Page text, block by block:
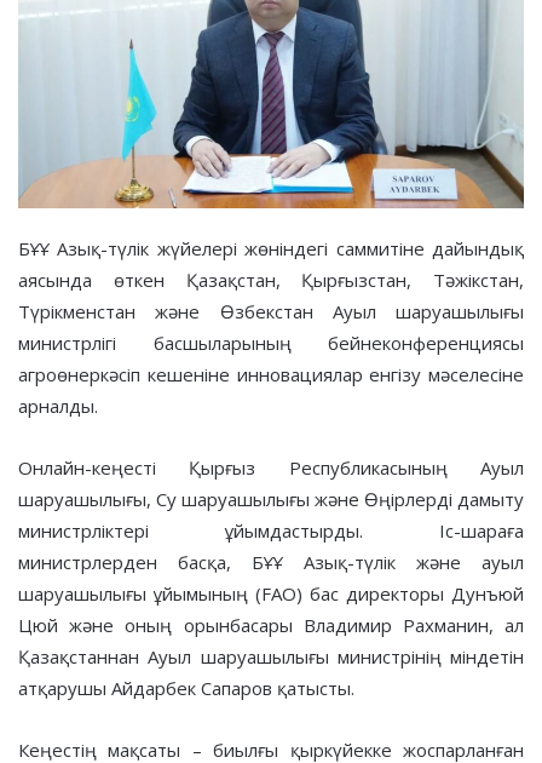
БҰҰ Азық-түлік жүйелері жөніндегі саммитіне дайындық
аясында өткен Қазақстан, Қырғызстан, Тәжікстан,
Түрікменстан және Өзбекстан Ауыл шаруашылығы
министрлігі басшыларының бейнеконференциясы
агроөнеркәсіп кешеніне инновациялар енгізу мәселесіне
арналды.
Онлайн-кеңесті Қырғыз Республикасының Ауыл
шаруашылығы, Су шаруашылығы және Өңірлерді дамыту
министрліктері ұйымдастырды. Іс-шараға
министрлерден басқа, БҰҰ Азық-түлік және ауыл
шаруашылығы ұйымының (FAO) бас директоры Дунъюй
Цюй және оның орынбасары Владимир Рахманин, ал
Қазақстаннан Ауыл шаруашылығы министрінің міндетін
атқарушы Айдарбек Сапаров қатысты.
Кеңестің мақсаты – биылғы қыркүйекке жоспарланған